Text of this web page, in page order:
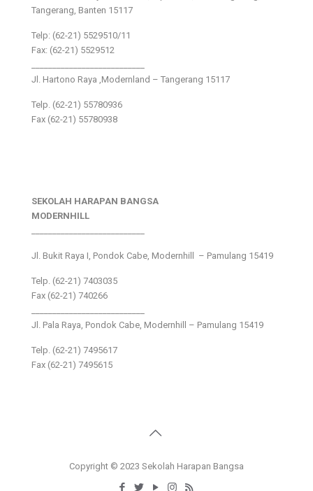
Tangerang, Banten 15117
Telp: (62-21) 5529510/11
Fax: (62-21) 5529512
Jl. Hartono Raya ,Modernland – Tangerang 15117
Telp. (62-21) 55780936
Fax (62-21) 55780938
SEKOLAH HARAPAN BANGSA
MODERNHILL
Jl. Bukit Raya I, Pondok Cabe, Modernhill – Pamulang 15419
Telp. (62-21) 7403035
Fax (62-21) 740266
Jl. Pala Raya, Pondok Cabe, Modernhill – Pamulang 15419
Telp. (62-21) 7495617
Fax (62-21) 7495615
Copyright © 2023 Sekolah Harapan Bangsa